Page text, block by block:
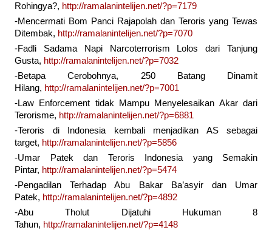
Rohingya?, http://ramalanintelijen.net/?p=7179
-Mencermati Bom Panci Rajapolah dan Teroris yang Tewas
Ditembak, http://ramalanintelijen.net/?p=7070
-Fadli Sadama Napi Narcoterrorism Lolos dari Tanjung
Gusta, http://ramalanintelijen.net/?p=7032
-Betapa Cerobohnya, 250 Batang Dinamit
Hilang, http://ramalanintelijen.net/?p=7001
-Law Enforcement tidak Mampu Menyelesaikan Akar dari
Terorisme, http://ramalanintelijen.net/?p=6881
-Teroris di Indonesia kembali menjadikan AS sebagai
target, http://ramalanintelijen.net/?p=5856
-Umar Patek dan Teroris Indonesia yang Semakin
Pintar, http://ramalanintelijen.net/?p=5474
-Pengadilan Terhadap Abu Bakar Ba’asyir dan Umar
Patek, http://ramalanintelijen.net/?p=4892
-Abu Tholut Dijatuhi Hukuman 8
Tahun, http://ramalanintelijen.net/?p=4148